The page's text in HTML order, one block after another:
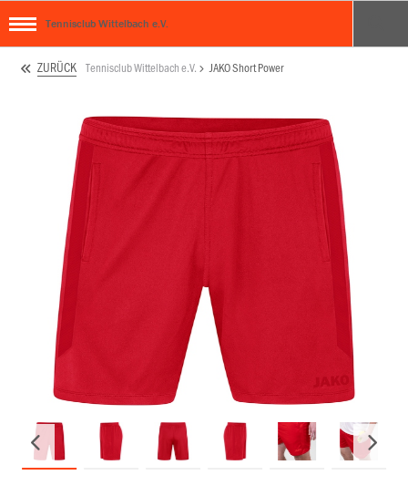
Tennisclub Wittelbach e.V.
ZURÜCK Tennisclub Wittelbach e.V. JAKO Short Power